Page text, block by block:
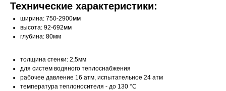
Технические характеристики:
ширина: 750-2900мм
высота: 92-692мм
глубина: 80мм
толщина стенки: 2,5мм
для систем водяного теплоснабжения
рабочее давление 16 атм, испытательное 24 атм
температура теплоносителя - до 130 °С